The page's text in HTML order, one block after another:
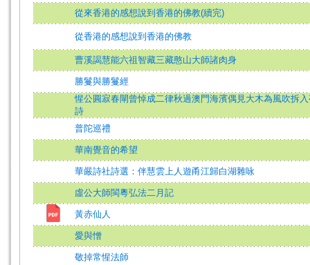
從來香港的感想說到香港的佛教(續完)
從香港的感想說到香港的佛教
曹溪謁慧能六祖智藏三藏憨山大師諸肉身
勝鬘與勝鬘經
惺公圓寂春閘曾悼成二律秋過澳門海濱偶見大木為風吹拆
詩
普陀巡禮
華南覺音的希望
華嚴詩社詩選：伴慧雲上人遊甬江歸白湖雜咏
虛公大師閩粵弘法二月記
黃赤仙人
愛與憎
敬掉常惺法師